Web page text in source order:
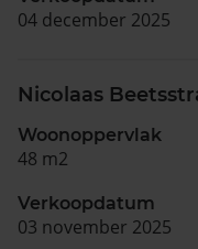
04 december 2025
Nicolaas
Woonoppervlak
48 m2
Verkoopdatum
03 november 2025